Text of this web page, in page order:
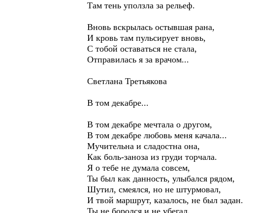
Там тень уползла за рельеф.
Вновь вскрылась остывшая рана,
И кровь там пульсирует вновь,
С тобой оставаться не стала,
Отправилась я за врачом...
Светлана Третьякова
В том декабре...
В том декабре мечтала о другом,
В том декабре любовь меня качала...
Мучительна и сладостна она,
Как боль-заноза из груди торчала.
Я о тебе не думала совсем,
Ты был как данность, улыбался рядом,
Шутил, смеялся, но не штурмовал,
И твой маршрут, казалось, не был задан.
Ты не боролся и не убегал,